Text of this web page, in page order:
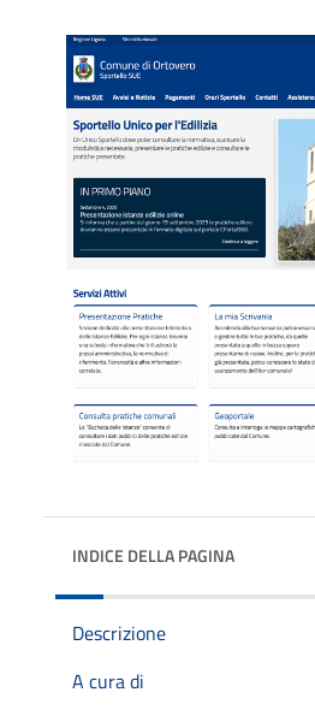
INDICE DELLA PAGINA
Descrizione
A cura di